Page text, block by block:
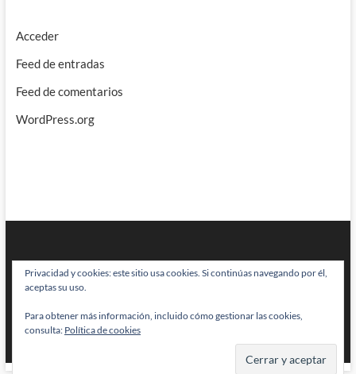
Acceder
Feed de entradas
Feed de comentarios
WordPress.org
BRAINSTOMPING| Diseñado por:Theme Freesia|WordPress| © Todos
los derechos reservados
Privacidad y cookies: este sitio usa cookies. Si continúas navegando por él,
aceptas su uso.
Para obtener más información, incluido cómo gestionar las cookies,
consulta: Política de cookies